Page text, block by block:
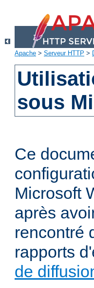
Apache > Serveur HTTP >
sous
Ce
Microsoft
après
rencontré
rapports
de